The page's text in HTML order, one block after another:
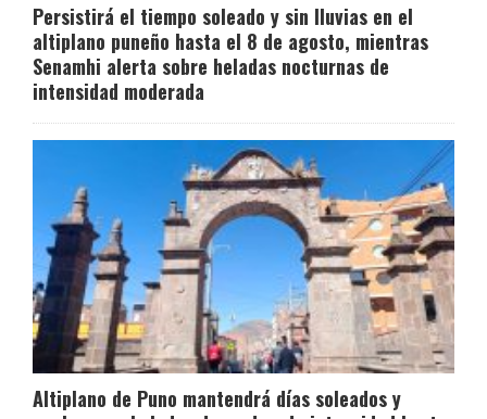
Persistirá el tiempo soleado y sin lluvias en el
altiplano puneño hasta el 8 de agosto, mientras
Senamhi alerta sobre heladas nocturnas de
intensidad moderada
Altiplano de Puno mantendrá días soleados y